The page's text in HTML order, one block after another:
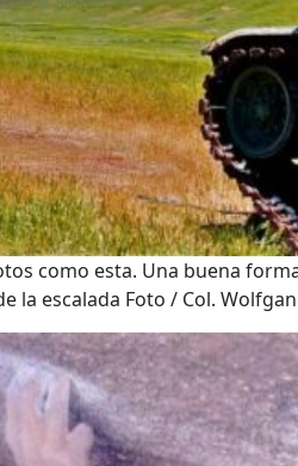
como esta. Una buena
la escalada Foto / Col.